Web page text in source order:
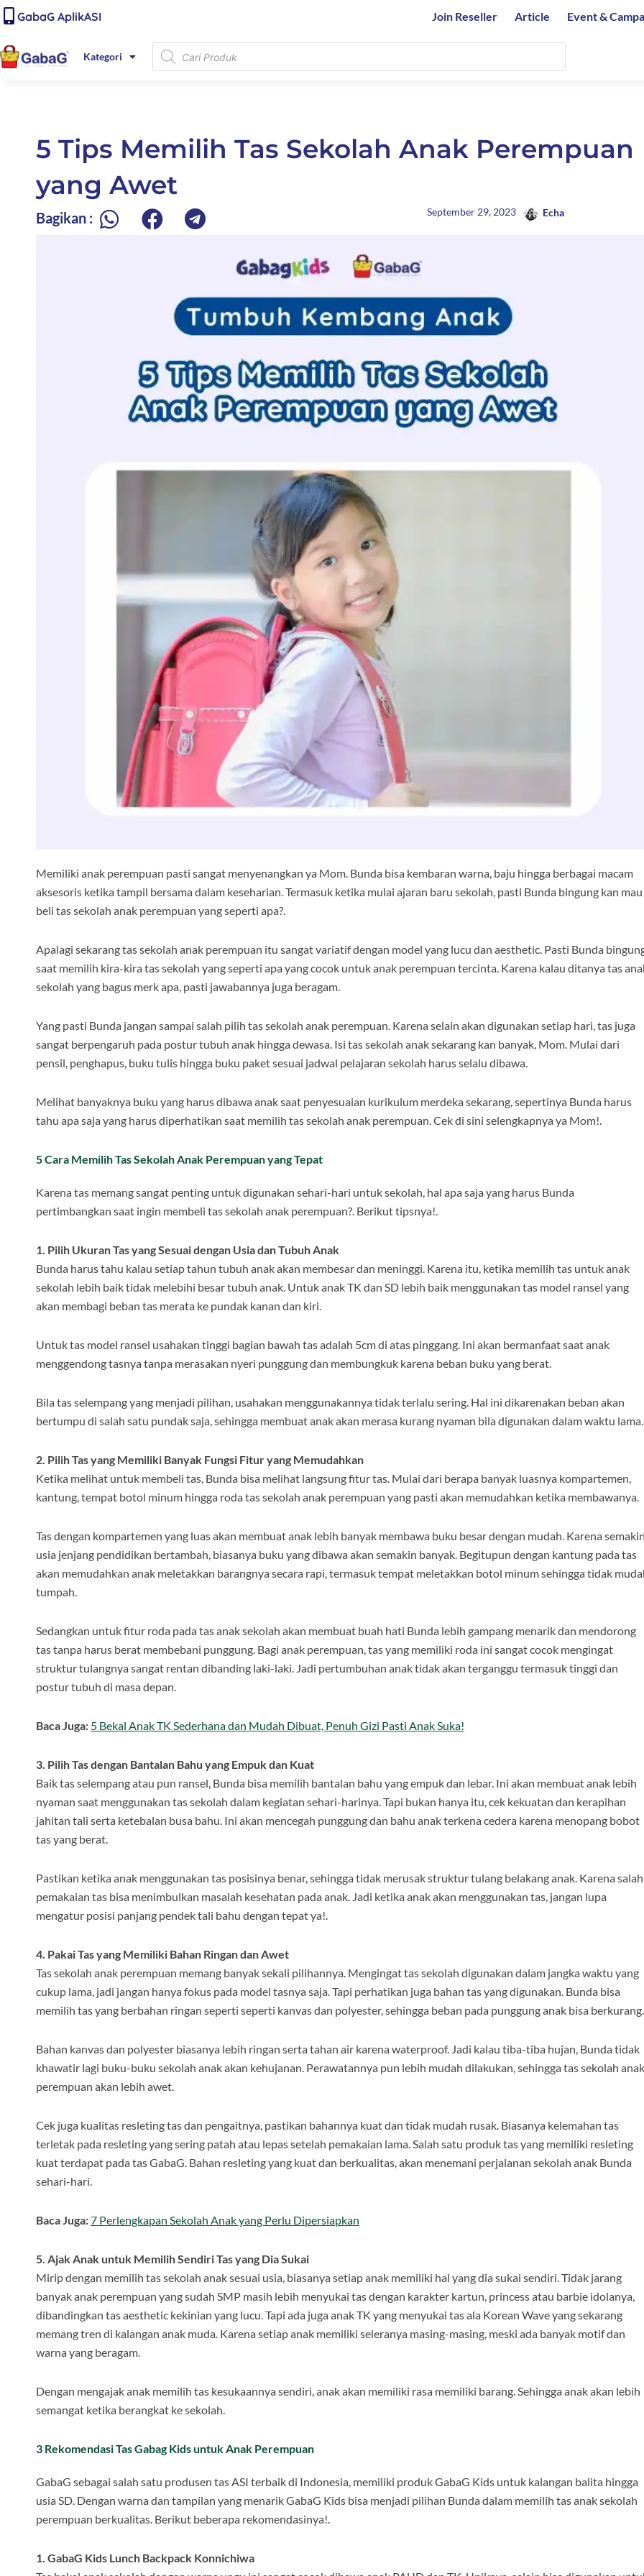
content
Lewati
ke
konten
GabaG AplikASI Join Reseller Article Event &
Kategori
Products
search
5 Tips Memilih Tas Sekolah Anak Perempuan
yang Awet
Bagikan : September 29, 2023 Echa
Memiliki anak perempuan pasti sangat menyenangkan ya Mom. Bunda bisa kembaran warna, baju hingga berbagai macam
aksesoris ketika tampil bersama dalam keseharian. Termasuk ketika mulai ajaran baru sekolah, pasti Bunda bingung kan mau
beli tas sekolah anak perempuan yang seperti apa?.
Apalagi sekarang tas sekolah anak perempuan itu sangat variatif dengan model yang lucu dan aesthetic. Pasti Bunda
saat memilih kira-kira tas sekolah yang seperti apa yang cocok untuk anak perempuan tercinta. Karena kalau ditanya tas
sekolah yang bagus merk apa, pasti jawabannya juga beragam.
Yang pasti Bunda jangan sampai salah pilih tas sekolah anak perempuan. Karena selain akan digunakan setiap hari, tas juga
sangat berpengaruh pada postur tubuh anak hingga dewasa. Isi tas sekolah anak sekarang kan banyak, Mom. Mulai dari
pensil, penghapus, buku tulis hingga buku paket sesuai jadwal pelajaran sekolah harus selalu dibawa.
Melihat banyaknya buku yang harus dibawa anak saat penyesuaian kurikulum merdeka sekarang, sepertinya Bunda harus
tahu apa saja yang harus diperhatikan saat memilih tas sekolah anak perempuan. Cek di sini selengkapnya ya Mom!.
5 Cara Memilih Tas Sekolah Anak Perempuan yang Tepat
Karena tas memang sangat penting untuk digunakan sehari-hari untuk sekolah, hal apa saja yang harus Bunda
pertimbangkan saat ingin membeli tas sekolah anak perempuan?. Berikut tipsnya!.
1. Pilih Ukuran Tas yang Sesuai dengan Usia dan Tubuh Anak
Bunda harus tahu kalau setiap tahun tubuh anak akan membesar dan meninggi. Karena itu, ketika memilih tas untuk anak
sekolah lebih baik tidak melebihi besar tubuh anak. Untuk anak TK dan SD lebih baik menggunakan tas model ransel yang
akan membagi beban tas merata ke pundak kanan dan kiri.
Untuk tas model ransel usahakan tinggi bagian bawah tas adalah 5cm di atas pinggang. Ini akan bermanfaat saat anak
menggendong tasnya tanpa merasakan nyeri punggung dan membungkuk karena beban buku yang berat.
Bila tas selempang yang menjadi pilihan, usahakan menggunakannya tidak terlalu sering. Hal ini dikarenakan beban akan
bertumpu di salah satu pundak saja, sehingga membuat anak akan merasa kurang nyaman bila digunakan dalam waktu lama.
2. Pilih Tas yang Memiliki Banyak Fungsi Fitur yang Memudahkan
Ketika melihat untuk membeli tas, Bunda bisa melihat langsung fitur tas. Mulai dari berapa banyak luasnya kompartemen,
kantung, tempat botol minum hingga roda tas sekolah anak perempuan yang pasti akan memudahkan ketika membawanya.
Tas dengan kompartemen yang luas akan membuat anak lebih banyak membawa buku besar dengan mudah. Karena semakin
usia jenjang pendidikan bertambah, biasanya buku yang dibawa akan semakin banyak. Begitupun dengan kantung pada tas
akan memudahkan anak meletakkan barangnya secara rapi, termasuk tempat meletakkan botol minum sehingga tidak
tumpah.
Sedangkan untuk fitur roda pada tas anak sekolah akan membuat buah hati Bunda lebih gampang menarik dan mendorong
tas tanpa harus berat membebani punggung. Bagi anak perempuan, tas yang memiliki roda ini sangat cocok mengingat
struktur tulangnya sangat rentan dibanding laki-laki. Jadi pertumbuhan anak tidak akan terganggu termasuk tinggi dan
postur tubuh di masa depan.
Baca Juga: 5 Bekal Anak TK Sederhana dan Mudah Dibuat, Penuh Gizi Pasti Anak Suka!
3. Pilih Tas dengan Bantalan Bahu yang Empuk dan Kuat
Baik tas selempang atau pun ransel, Bunda bisa memilih bantalan bahu yang empuk dan lebar. Ini akan membuat anak lebih
nyaman saat menggunakan tas sekolah dalam kegiatan sehari-harinya. Tapi bukan hanya itu, cek kekuatan dan kerapihan
jahitan tali serta ketebalan busa bahu. Ini akan mencegah punggung dan bahu anak terkena cedera karena menopang bobot
tas yang berat.
Pastikan ketika anak menggunakan tas posisinya benar, sehingga tidak merusak struktur tulang belakang anak. Karena salah
pemakaian tas bisa menimbulkan masalah kesehatan pada anak. Jadi ketika anak akan menggunakan tas, jangan lupa
mengatur posisi panjang pendek tali bahu dengan tepat ya!.
4. Pakai Tas yang Memiliki Bahan Ringan dan Awet
Tas sekolah anak perempuan memang banyak sekali pilihannya. Mengingat tas sekolah digunakan dalam jangka waktu yang
cukup lama, jadi jangan hanya fokus pada model tasnya saja. Tapi perhatikan juga bahan tas yang digunakan. Bunda bisa
memilih tas yang berbahan ringan seperti seperti kanvas dan polyester, sehingga beban pada punggung anak bisa berkurang.
Bahan kanvas dan polyester biasanya lebih ringan serta tahan air karena waterproof. Jadi kalau tiba-tiba hujan, Bunda tidak
khawatir lagi buku-buku sekolah anak akan kehujanan. Perawatannya pun lebih mudah dilakukan, sehingga tas sekolah anak
perempuan akan lebih awet.
Cek juga kualitas resleting tas dan pengaitnya, pastikan bahannya kuat dan tidak mudah rusak. Biasanya kelemahan tas
terletak pada resleting yang sering patah atau lepas setelah pemakaian lama. Salah satu produk tas yang memiliki resleting
kuat terdapat pada tas GabaG. Bahan resleting yang kuat dan berkualitas, akan menemani perjalanan sekolah anak Bunda
sehari-hari.
Baca Juga:7 Perlengkapan Sekolah Anak yang Perlu Dipersiapkan
5. Ajak Anak untuk Memilih Sendiri Tas yang Dia Sukai
Mirip dengan memilih tas sekolah anak sesuai usia, biasanya setiap anak memiliki hal yang dia sukai sendiri. Tidak jarang
banyak anak perempuan yang sudah SMP masih lebih menyukai tas dengan karakter kartun, princess atau barbie idolanya,
dibandingkan tas aesthetic kekinian yang lucu. Tapi ada juga anak TK yang menyukai tas ala Korean Wave yang sekarang
memang tren di kalangan anak muda. Karena setiap anak memiliki seleranya masing-masing, meski ada banyak motif dan
warna yang beragam.
Dengan mengajak anak memilih tas kesukaannya sendiri, anak akan memiliki rasa memiliki barang. Sehingga anak akan lebih
semangat ketika berangkat ke sekolah.
3 Rekomendasi Tas Gabag Kids untuk Anak Perempuan
GabaG sebagai salah satu produsen tas ASI terbaik di Indonesia, memiliki produk GabaG Kids untuk kalangan balita hingga
usia SD. Dengan warna dan tampilan yang menarik GabaG Kids bisa menjadi pilihan Bunda dalam memilih tas anak sekolah
perempuan berkualitas. Berikut beberapa rekomendasinya!.
1. GabaG Kids Lunch Backpack Konnichiwa